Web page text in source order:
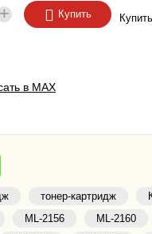
Купить
в MAX
тонер-картридж
ML-2156 ML-2160